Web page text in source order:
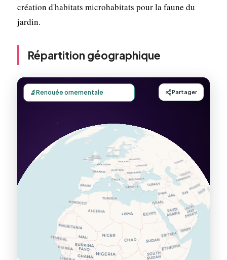
création d'habitats microhabitats pour la faune du
jardin.
Répartition géographique